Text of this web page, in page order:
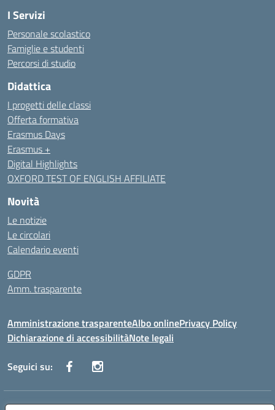
I Servizi
Personale scolastico
Famiglie e studenti
Percorsi di studio
Didattica
I progetti delle classi
Offerta formativa
Erasmus Days
Erasmus +
Digital Highlights
OXFORD TEST OF ENGLISH AFFILIATE
Novità
Le notizie
Le circolari
Calendario eventi
GDPR
Amm. trasparente
Amministrazione trasparenteAlbo onlinePrivacy Policy
Dichiarazione di accessibilitàNote legali
Seguici su: